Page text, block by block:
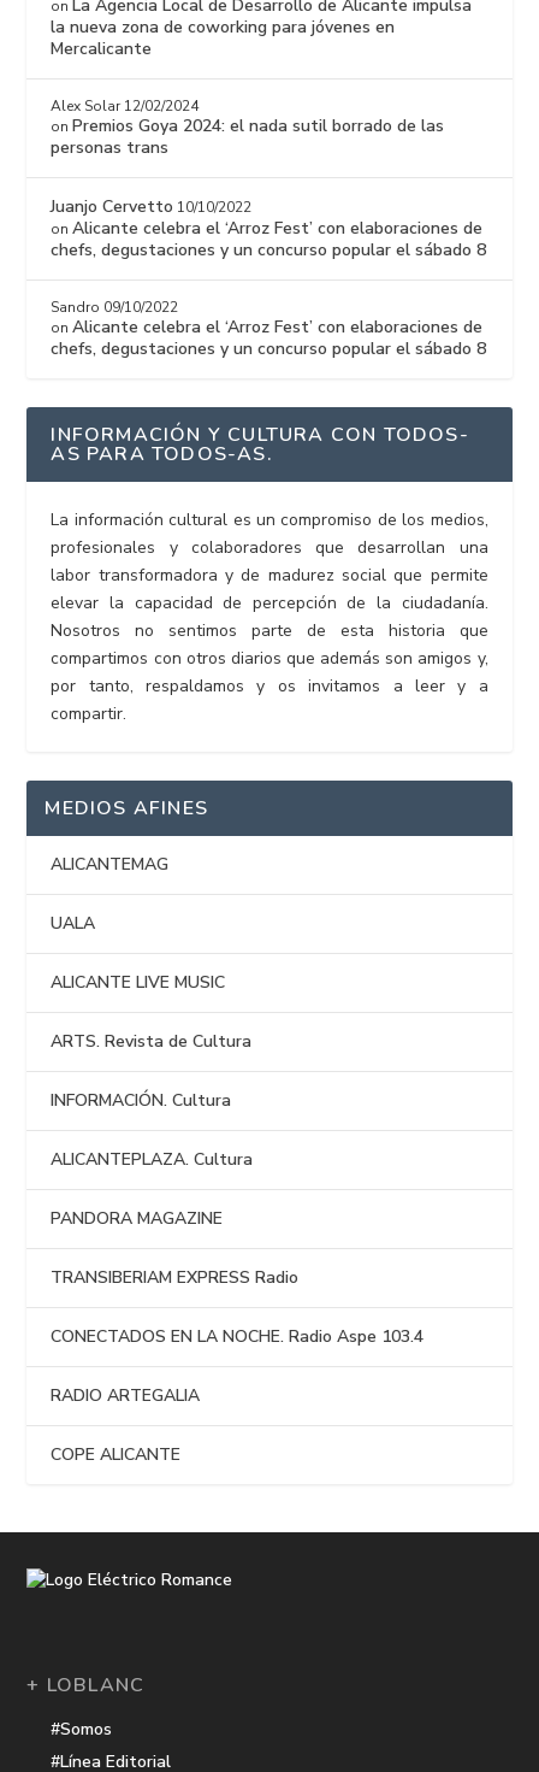
on La Agencia Local de Desarrollo de Alicante impulsa
la nueva zona de coworking para jóvenes en
Mercalicante
Alex Solar 12/02/2024
on Premios Goya 2024: el nada sutil borrado de las
personas trans
Juanjo Cervetto 10/10/2022
onAlicante celebra el ‘Arroz Fest’ con elaboraciones de
chefs, degustaciones y un concurso popular el sábado 8
Sandro 09/10/2022
onAlicante celebra el ‘Arroz Fest’ con elaboraciones de
chefs, degustaciones y un concurso popular el sábado 8
INFORMACIÓN Y CULTURA CON TODOS-
AS PARA TODOS-AS.
La información cultural es un compromiso de los medios,
profesionales y colaboradores que desarrollan una
labor transformadora y de madurez social que permite
elevar la capacidad de percepción de la ciudadanía.
Nosotros no sentimos parte de esta historia que
compartimos con otros diarios que además son amigos y,
por tanto, respaldamos y os invitamos a leer y a
compartir.
MEDIOS AFINES
ALICANTEMAG
UALA
ALICANTE LIVE MUSIC
ARTS. Revista de Cultura
INFORMACIÓN. Cultura
ALICANTEPLAZA. Cultura
PANDORA MAGAZINE
TRANSIBERIAM EXPRESS Radio
CONECTADOS EN LA NOCHE. Radio Aspe 103.4
RADIO ARTEGALIA
COPE ALICANTE
+ LOBLANC
#Somos
#Línea Editorial